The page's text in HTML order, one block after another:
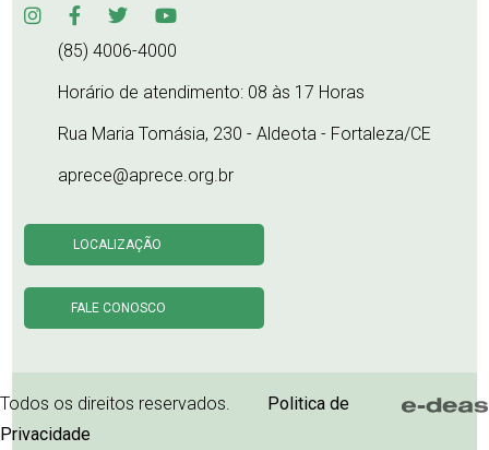
(85) 4006-4000
Horário de atendimento: 08 às 17 Horas
Rua Maria Tomásia, 230 - Aldeota - Fortaleza/CE
aprece@aprece.org.br
LOCALIZAÇÃO
FALE CONOSCO
Todos os direitos reservados.
Politica de
Privacidade